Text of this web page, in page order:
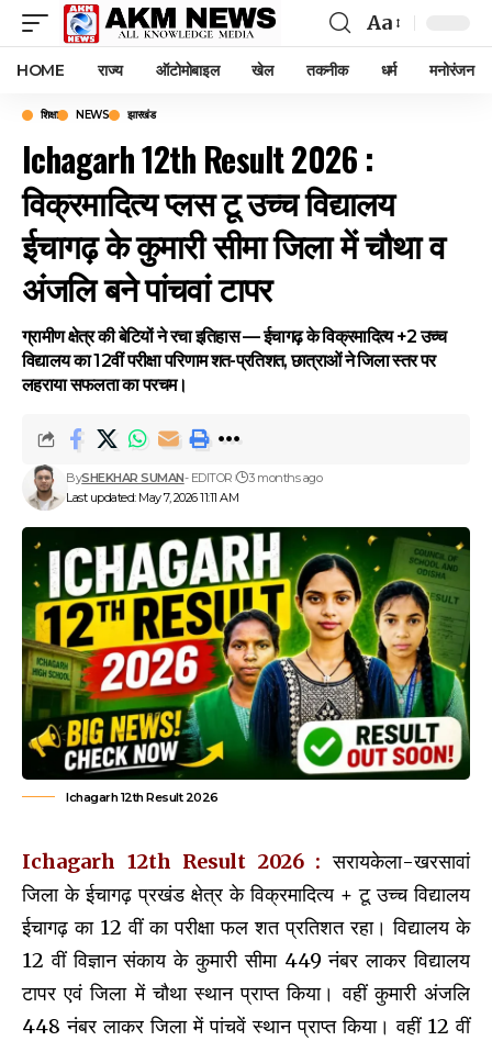
Font
Resizer
Aa
HOME राज्य ऑटोमोबाइल खेल तकनीक धर्म मनोरंजन
शिक्षा NEWS झारखंड
Ichagarh 12th Result 2026 :
विक्रमादित्य प्लस टू उच्च विद्यालय
ईचागढ़ के कुमारी सीमा जिला में चौथा व
अंजलि बने पांचवां टापर
ग्रामीण क्षेत्र की बेटियों ने रचा इतिहास — ईचागढ़ के विक्रमादित्य +2 उच्च
विद्यालय का 12वीं परीक्षा परिणाम शत-प्रतिशत, छात्राओं ने जिला स्तर पर
लहराया सफलता का परचम।
Last updated: May 7, 2026 11:11 AM
BySHEKHAR SUMAN- EDITOR 3 months ago
Ichagarh 12th Result 2026
Ichagarh 12th Result 2026 : सरायकेला-खरसावां
जिला के ईचागढ़ प्रखंड क्षेत्र के विक्रमादित्य + टू उच्च विद्यालय
ईचागढ़ का 12 वीं का परीक्षा फल‌ शत प्रतिशत रहा। विद्यालय के
12 वीं विज्ञान संकाय के कुमारी सीमा 449 नंबर लाकर विद्यालय
टापर एवं जिला में चौथा स्थान प्राप्त किया। वहीं कुमारी अंजलि
448 नंबर लाकर जिला में पांचवें स्थान प्राप्त किया। वहीं 12 वीं